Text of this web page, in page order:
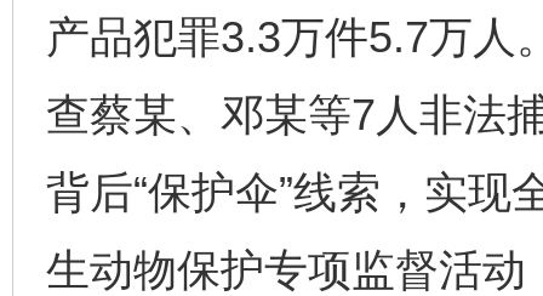
产品犯罪3.3万件5.7万人
查蔡某、邓某等7人非法
背后“保护伞”线索，实现
生动物保护专项监督活